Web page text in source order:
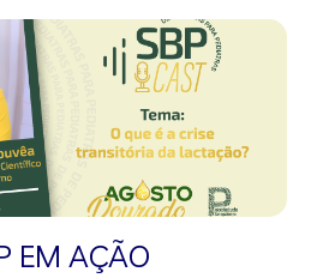
EM AÇÃO